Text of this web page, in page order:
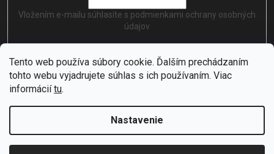
Tento web používa súbory cookie. Ďalším prechádzaním
tohto webu vyjadrujete súhlas s ich používaním. Viac
informáciítu.
Nastavenie
Vložením e-mailu súhlasíte s podmienkami ochrany osobných
údajov
PRIHLÁSIŤ SA